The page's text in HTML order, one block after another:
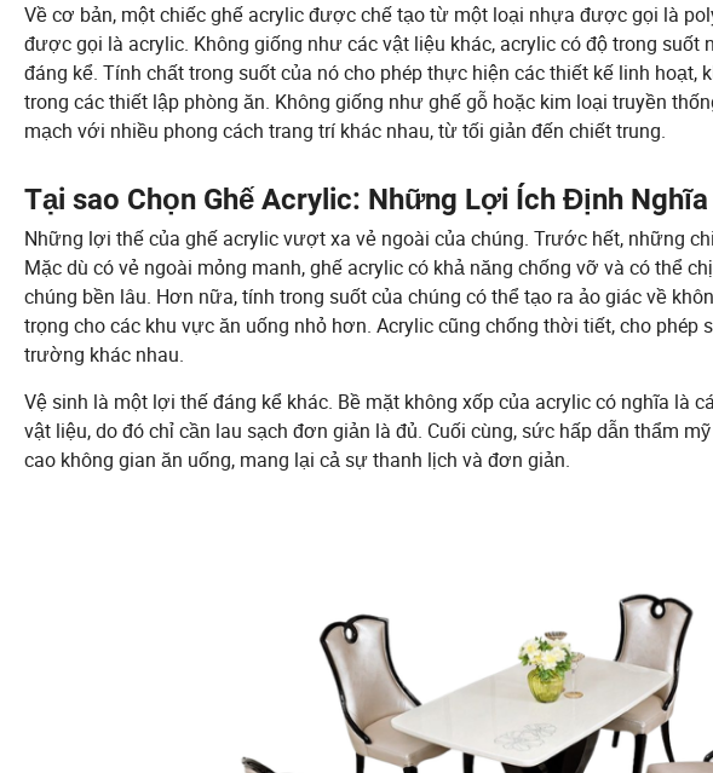
Về cơ bản, một chiếc ghế acrylic được chế tạo từ một loại nhựa được gọi là
được gọi là acrylic. Không giống như các vật liệu khác, acrylic có độ trong
đáng kể. Tính chất trong suốt của nó cho phép thực hiện các thiết kế linh hoạt,
trong các thiết lập phòng ăn. Không giống như ghế gỗ hoặc kim loại truyền
mạch với nhiều phong cách trang trí khác nhau, từ tối giản đến chiết trung.
Tại sao Chọn Ghế Acrylic: Những Lợi Ích Định
Những lợi thế của ghế acrylic vượt xa vẻ ngoài của chúng. Trước hết, những
Mặc dù có vẻ ngoài mỏng manh, ghế acrylic có khả năng chống vỡ và có thể
chúng bền lâu. Hơn nữa, tính trong suốt của chúng có thể tạo ra ảo giác về
trọng cho các khu vực ăn uống nhỏ hơn. Acrylic cũng chống thời tiết, cho
trường khác nhau.
Vệ sinh là một lợi thế đáng kể khác. Bề mặt không xốp của acrylic có nghĩa là
vật liệu, do đó chỉ cần lau sạch đơn giản là đủ. Cuối cùng, sức hấp dẫn thẩm
cao không gian ăn uống, mang lại cả sự thanh lịch và đơn giản.